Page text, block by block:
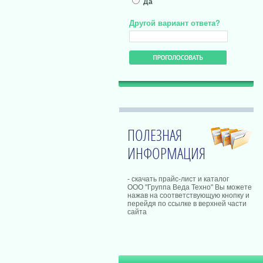
Да
Другой вариант ответа?
ПОЛЕЗНАЯ
ИНФОРМАЦИЯ
- скачать прайс-лист и каталог
ООО "Группа Веда Техно" Вы можете
нажав на соответствующую кнопку и
перейдя по ссылке в верхней части
сайта